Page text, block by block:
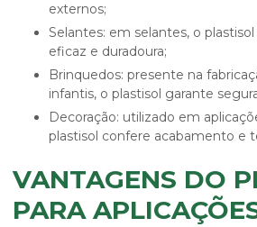
externos;
Selantes: em selantes, o plastisol proporciona vedação
eficaz e duradoura;
Brinquedos: presente na fabricação de brinquedos
infantis, o plastisol garante
Decoração: utilizado em aplicações decorativas, o
plastisol confere acabamento e
VANTAGENS DO
PARA